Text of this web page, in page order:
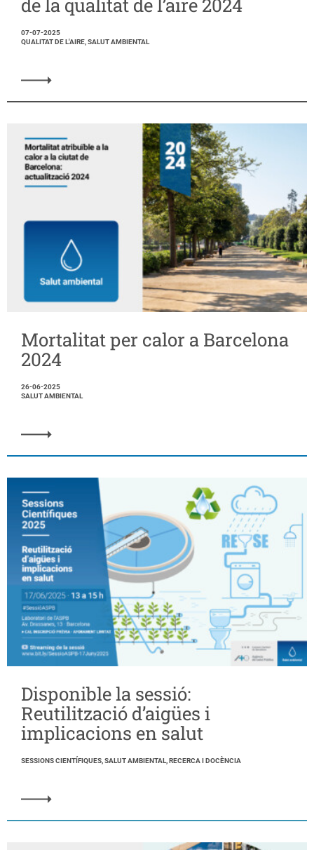
07-07-2025
QUALITAT DE L'AIRE, SALUT AMBIENTAL
Mortalitat per calor a Barcelona
2024
26-06-2025
SALUT AMBIENTAL
Disponible la sessió:
Reutilització d’aigües i
implicacions en salut
SESSIONS CIENTÍFIQUES, SALUT AMBIENTAL, RECERCA I DOCÈNCIA